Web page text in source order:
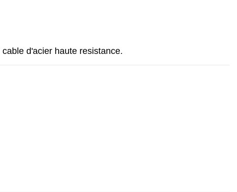
d'acier haute resistance.